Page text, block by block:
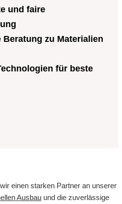
und faire
Beratung zu Materialien
für beste
einen starken Partner an unserer
Ausbau und die zuverlässige